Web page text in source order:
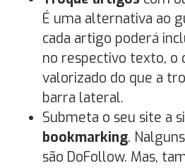
É uma alternativa ao
cada artigo poderá
no respectivo texto, o
valorizado do que a
barra lateral.
Submeta o seu site a
bookmarking.
são DoFollow. Mas,